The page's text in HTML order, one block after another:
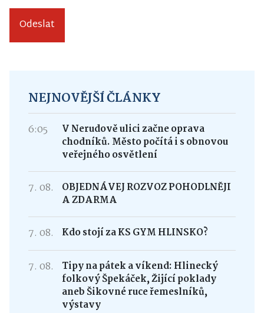
Odeslat
NEJNOVĚJŠÍ ČLÁNKY
6:05
V Nerudově ulici začne oprava
chodníků. Město počítá i s obnovou
veřejného osvětlení
7. 08.
OBJEDNÁVEJ ROZVOZ POHODLNĚJI
A ZDARMA
7. 08. Kdo stojí za KS GYM HLINSKO?
7. 08.
Tipy na pátek a víkend: Hlinecký
folkový Špekáček, Žijící poklady
aneb Šikovné ruce řemeslníků,
výstavy